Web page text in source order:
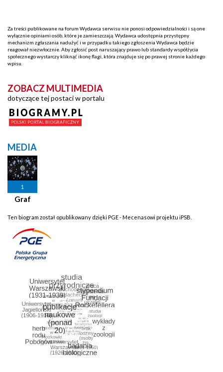
Za treści publikowane na forum Wydawca serwisu nie ponosi odpowiedzialności i są one
wyłącznie opiniami osób, które je zamieszczają. Wydawca udostępnia przystępny
mechanizm zgłaszania nadużyć i w przypadku takiego zgłoszenia Wydawca będzie
reagował niezwłocznie. Aby zgłosić post naruszający prawo lub standardy współżycia
społecznego wystarczy kliknąć ikonę flagi, która znajduje się po prawej stronie każdego
wpisu.
ZOBACZ MULTIMEDIA
dotyczące tej postaci w portalu
MEDIA
1
Graf
Ten biogram został opublikowany dzięki PGE - Mecenasowi projektu iPSB.